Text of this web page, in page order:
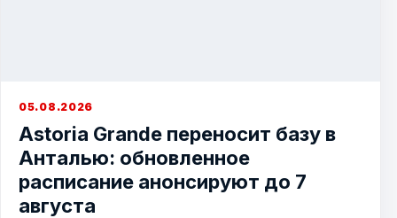
05.08.2026
Astoria Grande переносит базу в
Анталью: обновленное
расписание анонсируют до 7
августа